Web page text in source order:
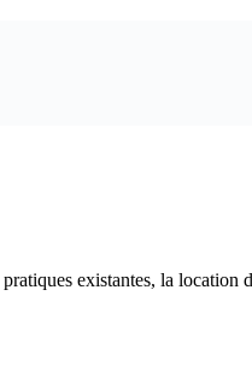
existantes, la